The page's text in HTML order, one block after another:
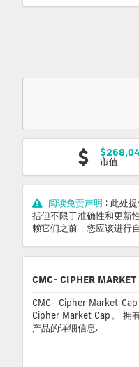
市值
阅读免责声明 : 此处
括但不限于准确性和更新
赖它们之前，您应该进行
CMC- CIPHER MARKET
CMC- Cipher Market
Cipher Market Cap。 拥
产品的详细信息.